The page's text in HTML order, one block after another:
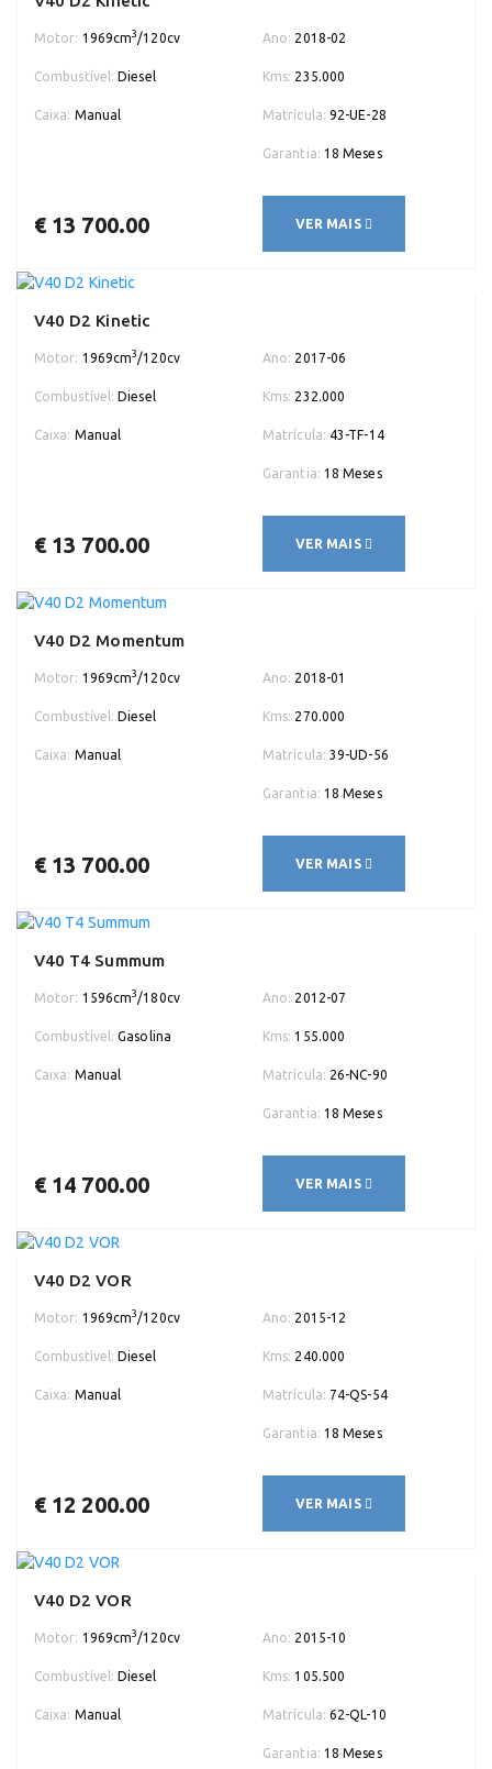
Motor: 1969cm3/120cv Ano: 2018-02
Combustível: Diesel Kms: 235.000
Caixa: Manual Matrícula: 92-UE-28
Garantia: 18 Meses
€ 13 700.00 VER MAIS
V40 D2 Kinetic
Motor: 1969cm3/120cv Ano: 2017-06
Combustível: Diesel Kms: 232.000
Caixa: Manual Matrícula: 43-TF-14
Garantia: 18 Meses
€ 13 700.00 VER MAIS
V40 D2 Momentum
Motor: 1969cm3/120cv Ano: 2018-01
Combustível: Diesel Kms: 270.000
Caixa: Manual Matrícula: 39-UD-56
Garantia: 18 Meses
€ 13 700.00 VER MAIS
V40 T4 Summum
Motor: 1596cm3/180cv Ano: 2012-07
Combustível: Gasolina Kms: 155.000
Caixa: Manual Matrícula: 26-NC-90
Garantia: 18 Meses
€ 14 700.00 VER MAIS
V40 D2 VOR
Motor: 1969cm3/120cv Ano: 2015-12
Combustível: Diesel Kms: 240.000
Caixa: Manual Matrícula: 74-QS-54
Garantia: 18 Meses
€ 12 200.00 VER MAIS
V40 D2 VOR
Motor: 1969cm3 /120cv Ano: 2015-10
Combustível: Diesel Kms: 105.500
Caixa: Manual Matrícula: 62-QL-10
Garantia: 18 Meses